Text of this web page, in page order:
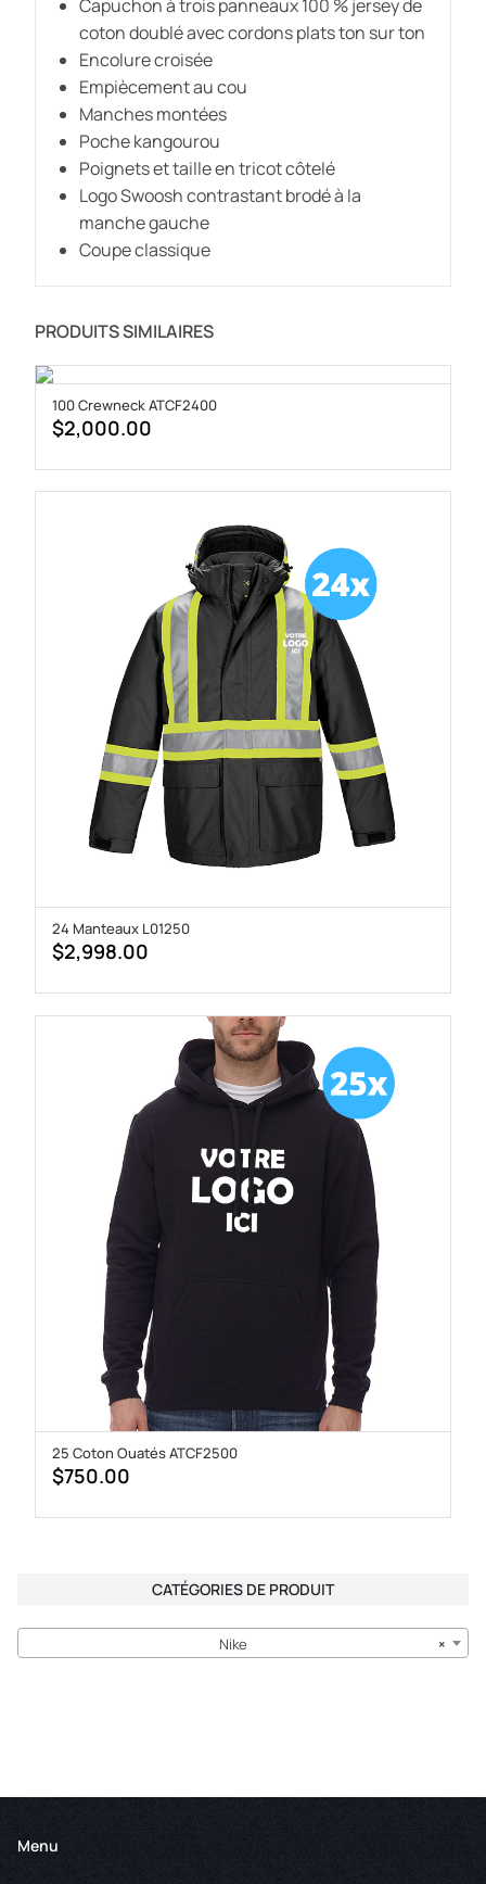
Capuchon à trois panneaux 100 % jersey de
coton doublé avec cordons plats ton sur ton
Encolure croisée
Empiècement au cou
Manches montées
Poche kangourou
Poignets et taille en tricot côtelé
Logo Swoosh contrastant brodé à la
manche gauche
Coupe classique
PRODUITS SIMILAIRES
100 Crewneck ATCF2400
$2,000.00
24 Manteaux L01250
$2,998.00
25 Coton Ouatés ATCF2500
$750.00
CATÉGORIES DE PRODUIT
×
Nike
Menu